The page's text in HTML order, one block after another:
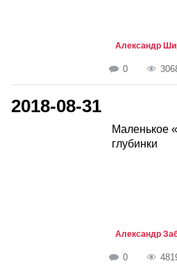
Александр
0
2018-08-31
Маленькое
глубинки
Александр
0